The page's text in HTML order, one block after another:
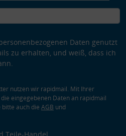
Daten genutzt
zu erhalten, und weiß, dass ich
nutzen wir rapidmail. Mit Ihrer
eingegebenen Daten an rapidmail
auch die AGB und